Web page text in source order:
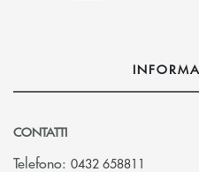
CONTATTI
Telefono: 0432 658811